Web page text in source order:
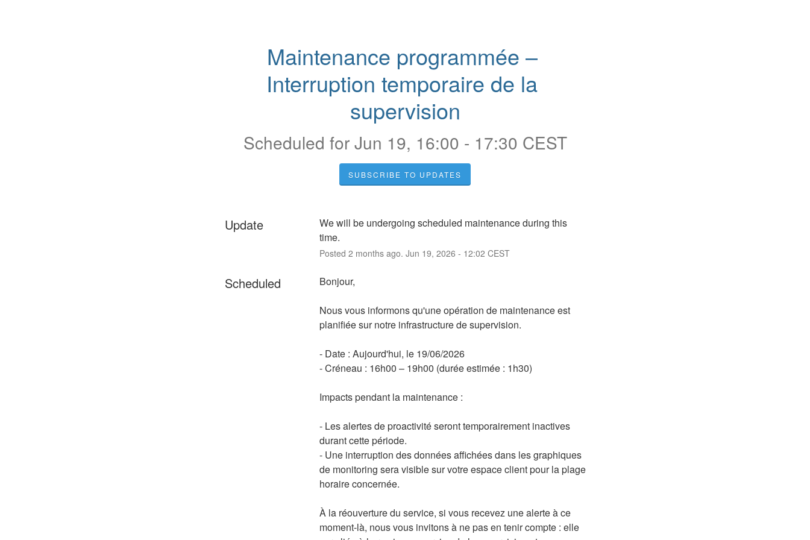
Maintenance programmée –
Interruption temporaire de la
supervision
Scheduled forJun 19, 16:00 - 17:30 CEST
SUBSCRIBE TO UPDATES
Update
We will be undergoing scheduled maintenance during this
time.
Posted 2 months ago. Jun 19, 2026 - 12:02 CEST
Scheduled Bonjour,
Nous vous informons qu'une opération de maintenance est
planifiée sur notre infrastructure de supervision.
- Date : Aujourd'hui, le 19/06/2026
- Créneau : 16h00 – 19h00 (durée estimée : 1h30)
Impacts pendant la maintenance :
- Les alertes de proactivité seront temporairement inactives
durant cette période.
- Une interruption des données affichées dans les graphiques
de monitoring sera visible sur votre espace client pour la plage
horaire concernée.
À la réouverture du service, si vous recevez une alerte à ce
moment-là, nous vous invitons à ne pas en tenir compte : elle